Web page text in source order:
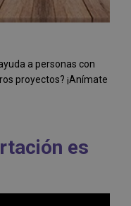
a personas con
proyectos? ¡Anímate
es